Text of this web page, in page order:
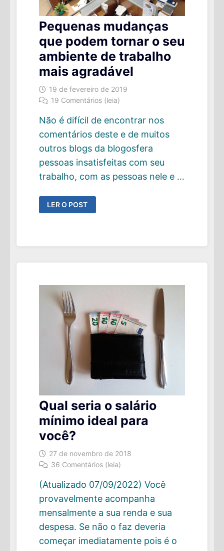
Pequenas mudanças
que podem tornar o seu
ambiente de trabalho
mais agradável
19 de fevereiro de 2019
19 Comentários (leia)
Não é difícil de encontrar nos
comentários deste e de muitos
outros blogs da blogosfera
pessoas insatisfeitas com seu
trabalho, com as pessoas nele e …
PEQUENAS
MUDANÇAS
QUE
AMBIENTE
TRABALHO
LER O POST
Qual seria o salário
mínimo ideal para
você?
27 de novembro de 2018
36 Comentários (leia)
(Atualizado 07/09/2022) Você
provavelmente acompanha
mensalmente a sua renda e sua
despesa. Se não o faz deveria
começar imediatamente pois é o